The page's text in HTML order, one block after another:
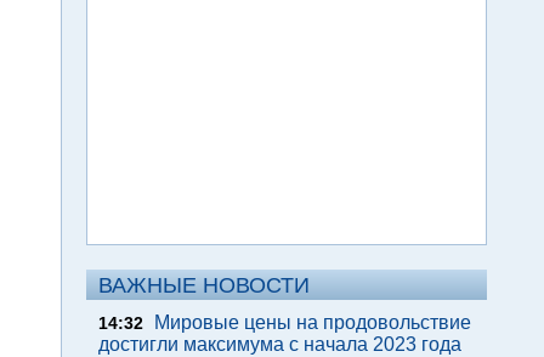
ВАЖНЫЕ НОВОСТИ
14:32
Мировые цены на продовольствие
достигли максимума с начала 2023 года